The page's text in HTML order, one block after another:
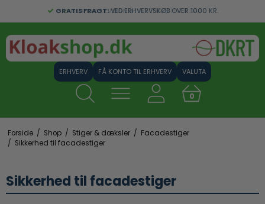
GRATIS FRAGT:VED ERHVERVSKØB OVER 1000 KR.
FÅ KONTO TIL ERHVERV VALUTA
0
Forside / Shop / Stiger & dæksler / Facadestiger
/ Sikkerhed til facadestiger
Sikkerhed til facadestiger